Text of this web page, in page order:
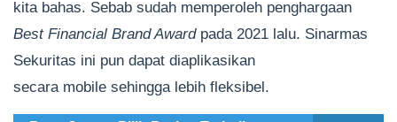
kita bahas. Sebab sudah memperoleh penghargaan
Best Financial Brand Awardpada 2021 lalu. Sinarmas
Sekuritas ini pun dapat diaplikasikan
secara mobile sehingga lebih fleksibel.